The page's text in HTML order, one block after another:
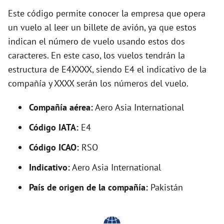
y
V
i
d
o
Este código permite conocer la empresa que opera
un vuelo al leer un billete de avión, ya que estos
indican el número de vuelo usando estos dos
caracteres. En este caso, los vuelos tendrán la
estructura de E4XXXX, siendo E4 el indicativo de la
compañía y XXXX serán los números del vuelo.
Compañía aérea:Aero Asia International
Código IATA: E4
Código ICAO: RSO
Indicativo:Aero Asia International
País de origen de la compañía: Pakistán